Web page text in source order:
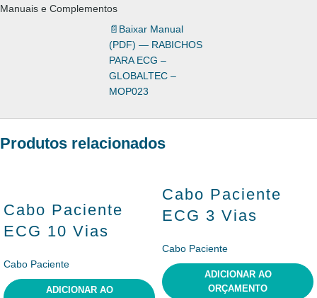
Manuais e Complementos
📄 Baixar Manual
(PDF) — RABICHOS
PARA ECG –
GLOBALTEC –
MOP023
Produtos relacionados
Cabo Paciente
ECG 10 Vias
Cabo Paciente
ADICIONAR AO
Cabo Paciente
ECG 3 Vias
Cabo Paciente
ADICIONAR AO
ORÇAMENTO